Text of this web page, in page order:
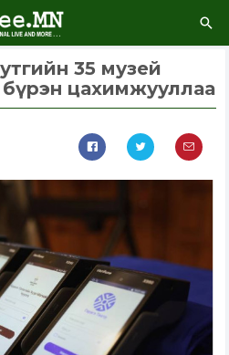
35 музей
бүрэн цахимжууллаа